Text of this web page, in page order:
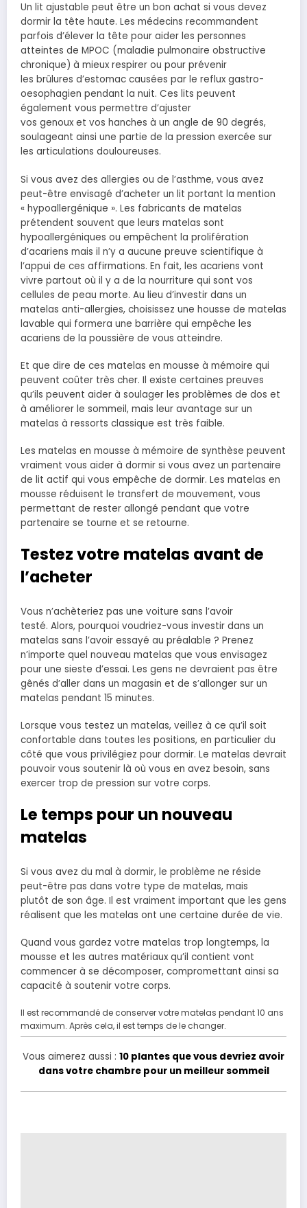
Un lit ajustable peut être un bon achat si vous devez
dormir la tête haute. Les médecins recommandent
parfois d’élever la tête pour aider les personnes
atteintes de MPOC (maladie pulmonaire obstructive
chronique) à mieux respirer ou pour prévenir
les brûlures d’estomac causées par le reflux gastro-
oesophagien pendant la nuit. Ces lits peuvent
également vous permettre d’ajuster
vos genoux et vos hanches à un angle de 90 degrés,
soulageant ainsi une partie de la pression exercée sur
les articulations douloureuses.
Si vous avez des allergies ou de l’asthme, vous avez
peut-être envisagé d’acheter un lit portant la mention
« hypoallergénique ». Les fabricants de matelas
prétendent souvent que leurs matelas sont
hypoallergéniques ou empêchent la prolifération
d’acariens mais il n’y a aucune preuve scientifique à
l’appui de ces affirmations. En fait, les acariens vont
vivre partout où il y a de la nourriture qui sont vos
cellules de peau morte. Au lieu d’investir dans un
matelas anti-allergies, choisissez une housse de matelas
lavable qui formera une barrière qui empêche les
acariens de la poussière de vous atteindre.
Et que dire de ces matelas en mousse à mémoire qui
peuvent coûter très cher. Il existe certaines preuves
qu’ils peuvent aider à soulager les problèmes de dos et
à améliorer le sommeil, mais leur avantage sur un
matelas à ressorts classique est très faible.
Les matelas en mousse à mémoire de synthèse peuvent
vraiment vous aider à dormir si vous avez un partenaire
de lit actif qui vous empêche de dormir. Les matelas en
mousse réduisent le transfert de mouvement, vous
permettant de rester allongé pendant que votre
partenaire se tourne et se retourne.
Testez votre matelas avant de
l’acheter
Vous n’achèteriez pas une voiture sans l’avoir
testé. Alors, pourquoi voudriez-vous investir dans un
matelas sans l’avoir essayé au préalable ? Prenez
n’importe quel nouveau matelas que vous envisagez
pour une sieste d’essai. Les gens ne devraient pas être
gênés d’aller dans un magasin et de s’allonger sur un
matelas pendant 15 minutes.
Lorsque vous testez un matelas, veillez à ce qu’il soit
confortable dans toutes les positions, en particulier du
côté que vous privilégiez pour dormir. Le matelas devrait
pouvoir vous soutenir là où vous en avez besoin, sans
exercer trop de pression sur votre corps.
Le temps pour un nouveau
matelas
Si vous avez du mal à dormir, le problème ne réside
peut-être pas dans votre type de matelas, mais
plutôt de son âge. Il est vraiment important que les gens
réalisent que les matelas ont une certaine durée de vie.
Quand vous gardez votre matelas trop longtemps, la
mousse et les autres matériaux qu’il contient vont
commencer à se décomposer, compromettant ainsi sa
capacité à soutenir votre corps.
Il est recommandé de conserver votre matelas pendant 10 ans
maximum. Après cela, il est temps de le changer.
Vous aimerez aussi : 10 plantes que vous devriez avoir
dans votre chambre pour un meilleur sommeil